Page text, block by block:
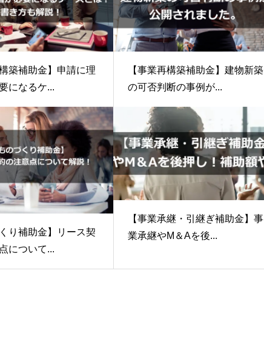
築補助金】申請に理
になるケ...
【事業再構築補助金】建物新築
の可否判断の事例が...
り補助金】リース契
について...
【事業承継・引継ぎ補助金】事
業承継やM＆Aを後...